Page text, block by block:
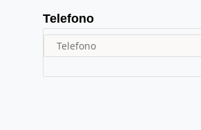
Telefono